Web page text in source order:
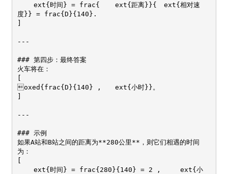
度}} = frac{D}{140}.
]
---
### 第四步：最终答案
火车将在：
[
oxed{frac{D}{140} , 	ext{小时}}。
]
---
### 示例
如果A站和B站之间的距离为**280公里**，则它们相遇的时间
为：
[